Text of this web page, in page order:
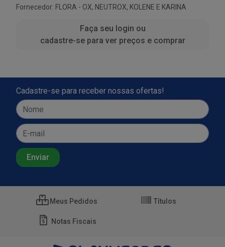
Fornecedor: FLORA - OX, NEUTROX, KOLENE E KARINA
Faça seu login ou
cadastre-se para ver preços e comprar
Cadastre-se para receber nossas ofertas!
Meus Pedidos Títulos
Notas Fiscais